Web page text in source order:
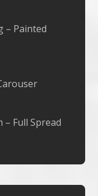
– Painted
– Full Spread